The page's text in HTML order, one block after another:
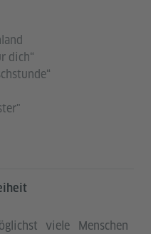
dich“
viele Menschen